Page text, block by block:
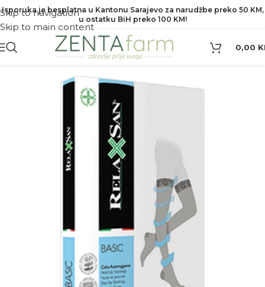
Skip to navigation
Skip to main content
Isporuka je besplatna u Kantonu Sarajevo za narudžbe preko 50 KM,
u ostatku BiH preko 100 KM!
0,00